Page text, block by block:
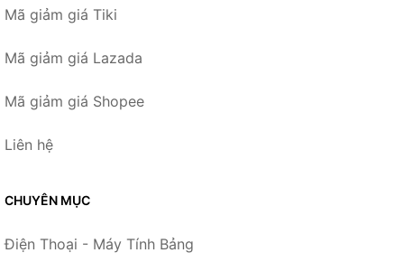
Mã giảm giá Tiki
Mã giảm giá Lazada
Mã giảm giá Shopee
Liên hệ
CHUYÊN MỤC
Điện Thoại - Máy Tính Bảng